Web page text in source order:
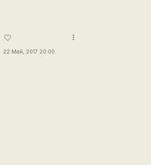
favorite_border
22 Май, 2017 20:00
more_vert